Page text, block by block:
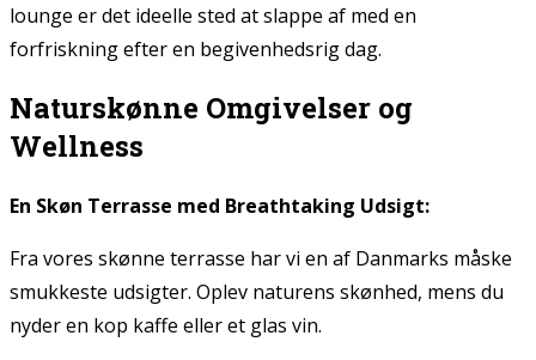
lounge er det ideelle sted at slappe af med en
forfriskning efter en begivenhedsrig dag.
Naturskønne Omgivelser og
Wellness
En Skøn Terrasse med Breathtaking Udsigt:
Fra vores skønne terrasse har vi en af Danmarks måske
smukkeste udsigter. Oplev naturens skønhed, mens du
nyder en kop kaffe eller et glas vin.